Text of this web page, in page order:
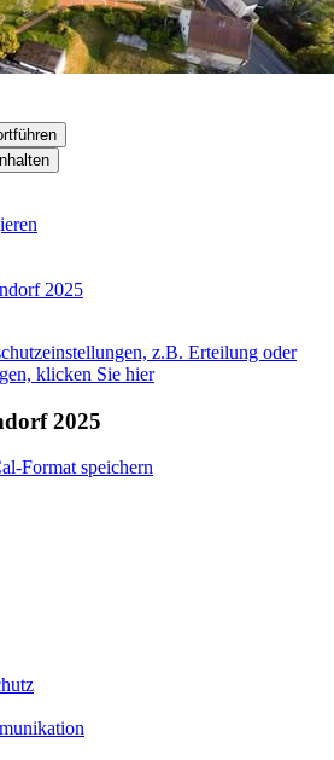
2025
z.B. Erteilung oder
klicken Sie hier
2025
Format speichern